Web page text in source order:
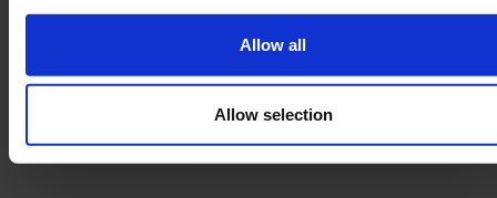
Allow all
Allow selection